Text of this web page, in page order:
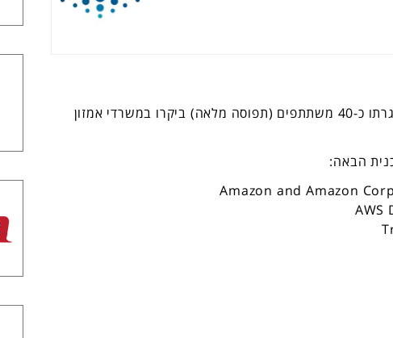
הסיור ה-23 של הגילדה התקיים בתאריך 27.06.23, ובמסגרתו כ-40 משתתפים (תפוסה מלאה) ביקרו במשרדי אמזון
הבאה:
Amazon and Amazon
AWS